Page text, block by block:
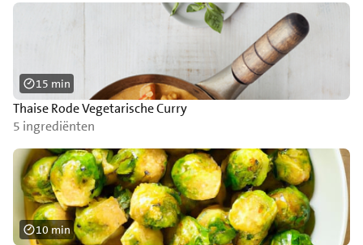
Thaise Rode Vegetarische Curry
5 ingrediënten
15 min
10 min